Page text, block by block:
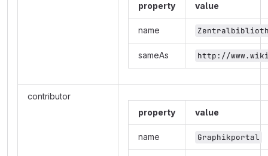
property
value
name
sameAs http://
contributor
property
value
name Graphikportal